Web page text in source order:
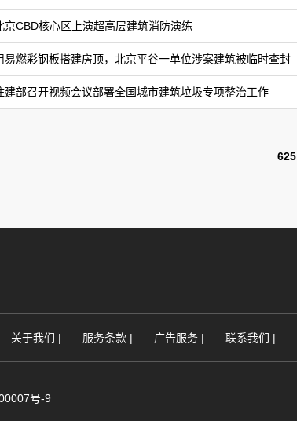
京CBD核心区上演超高层建筑消防演练
易燃彩钢板搭建房顶，北京平谷一单位涉案建筑被临时查封
建部召开视频会议部署全国城市建筑垃圾专项整治工作
625
关于我们 | 服务条款 | 广告服务 | 联系我们 |
号-9